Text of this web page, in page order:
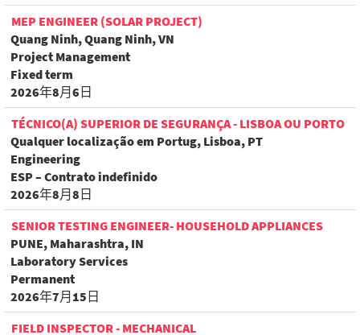
MEP ENGINEER (SOLAR PROJECT)
Quang Ninh, Quang Ninh, VN
Project Management
Fixed term
2026年8月6日
TÉCNICO(A) SUPERIOR DE SEGURANÇA - LISBOA OU PORTO
Qualquer localização em Portug, Lisboa, PT
Engineering
ESP – Contrato indefinido
2026年8月8日
SENIOR TESTING ENGINEER- HOUSEHOLD APPLIANCES
PUNE, Maharashtra, IN
Laboratory Services
Permanent
2026年7月15日
FIELD INSPECTOR - MECHANICAL